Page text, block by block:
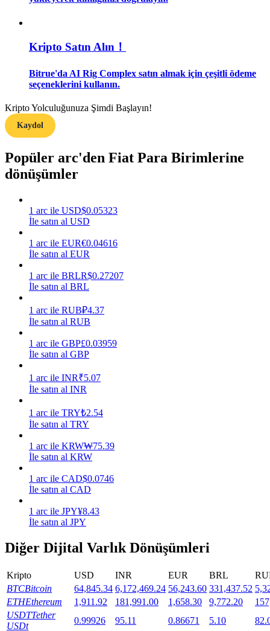
Kazan
Power Piggy
Günlük rekabetçi ödüller kazanın
Staking
Launchpool
Popüler token'lar kazanmak için esnek staking
Kripto Satın Alın！
Bitrue'da AI Rig Complex satın almak için çeşitli ödeme
seçeneklerini kullanın.
Kripto Yolculuğunuza Şimdi Başlayın!
Kaydol
Popüler arc'den Fiat Para Birimlerine
dönüşümler
1 arc ile USD$0.05323
İle satın al USD
1 arc ile EUR€0.04616
İle satın al EUR
1 arc ile BRLR$0.27207
İle satın al BRL
1 arc ile RUB₽4.37
İle satın al RUB
1 arc ile GBP£0.03959
İle satın al GBP
1 arc ile INR₹5.07
İle satın al INR
1 arc ile TRY₺2.54
İle satın al TRY
1 arc ile KRW₩75.39
İle satın al KRW
1 arc ile CAD$0.0746
İle satın al CAD
1 arc ile JPY¥8.43
İle satın al JPY
Diğer Dijital Varlık Dönüşümleri
Kripto USD INR EUR BRL
BTCBitcoin 64,845.34 6,172,469.24 56,243.60 331,437.52
ETHEthereum 1,911.92 181,991.00 1,658.30 9,772.20
USDTTether
USDt
0.99926 95.11 0.86671 5.10